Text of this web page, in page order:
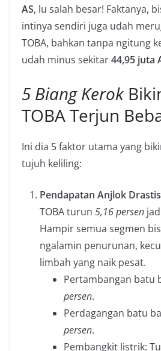
AS, lu salah besar! Faktanya,
intinya sendiri juga udah
TOBA, bahkan tanpa ngitung
udah minus sekitar44,95 juta
5 Biang Kerok
TOBA Terjun
Ini dia 5 faktor utama yang
tujuh keliling:
Pendapatan Anjlok
TOBA turun 5,16 persen
Hampir semua segmen
ngalamin penurunan,
limbah yang naik pesat.
Pertambangan batu
persen.
Perdagangan batu
persen.
Pembangkit listrik: